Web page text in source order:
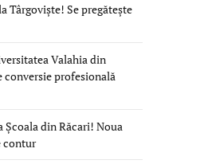
Târgoviște! Se pregătește
Valahia din
conversie profesională
din Răcari! Noua
contur